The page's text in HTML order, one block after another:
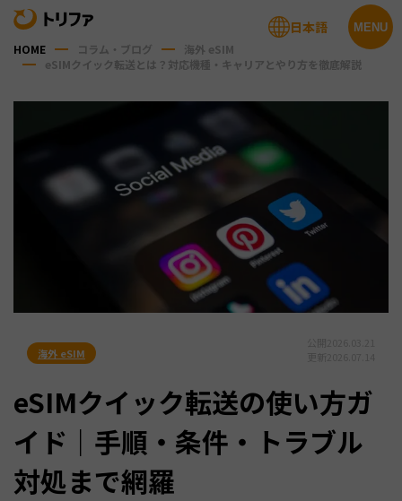
MENU
日本語
HOME コラム・ブログ
海外 eSIM
eSIMクイック転送とは？対応機種・キャリアとやり方を徹底解説
海外 eSIM
eSIMクイック転送の使い方ガ
イド｜手順・条件・トラブル
対処まで網羅